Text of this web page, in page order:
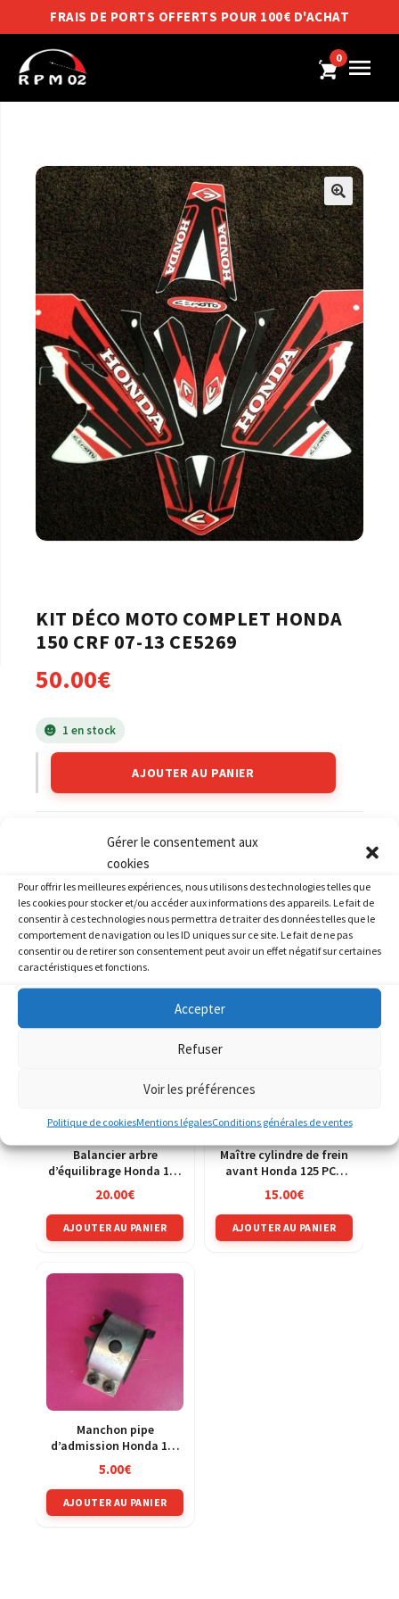
Gérer le consentement aux
cookies
Pour offrir les meilleures expériences, nous utilisons des technologies telles que
les cookies pour stocker et/ou accéder aux informations des appareils. Le fait de
consentir à ces technologies nous permettra de traiter des données telles que le
comportement de navigation ou les ID uniques sur ce site. Le fait de ne pas
consentir ou de retirer son consentement peut avoir un effet négatif sur certaines
caractéristiques et fonctions.
Accepter
Refuser
Voir les préférences
Politique de cookiesMentions légalesConditions générales de ventes
FRAIS DE PORTS OFFERTS POUR 100€ D'ACHAT
0
KIT DÉCO MOTO COMPLET HONDA
150 CRF 07-13 CE5269
50.00€
1 en stock
AJOUTER AU PANIER
HONDA Kit déco
PRODUITS SIMILAIRES
Balancier arbre
d’équilibrage Honda 125
CRM jd13a
20.00€
AJOUTER AU PANIER
Maître cylindre de frein
avant Honda 125 PCX
MLHJF28A
15.00€
AJOUTER AU PANIER
Manchon pipe
d’admission Honda 125
PCX MLHJF28A
5.00€
AJOUTER AU PANIER